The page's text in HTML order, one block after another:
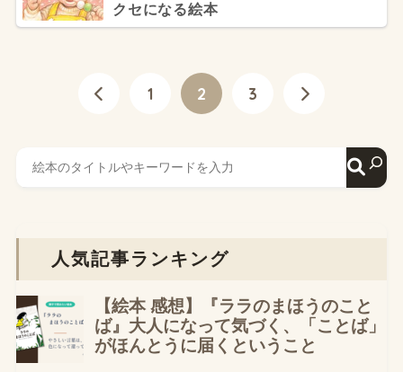
クセになる絵本
1 2 3
人気記事ランキング